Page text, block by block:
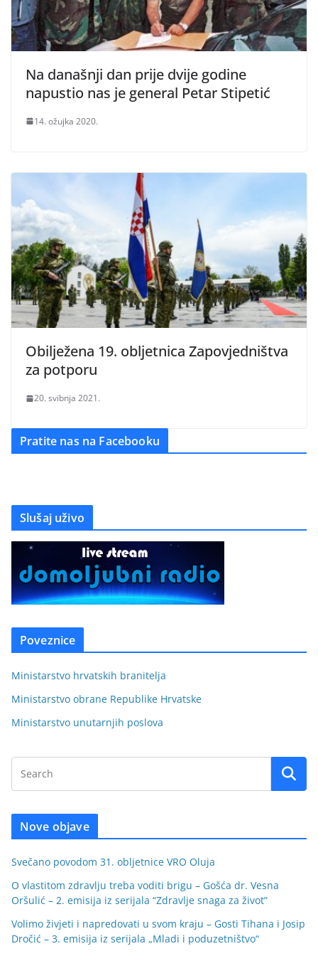
Na današnji dan prije dvije godine
napustio nas je general Petar Stipetić
14. ožujka 2020.
Obilježena 19. obljetnica Zapovjedništva
za potporu
20. svibnja 2021.
Pratite nas na Facebooku
Slušaj uživo
Poveznice
Ministarstvo hrvatskih branitelja
Ministarstvo obrane Republike Hrvatske
Ministarstvo unutarnjih poslova
Nove objave
Svečano povodom 31. obljetnice VRO Oluja
O vlastitom zdravlju treba voditi brigu – Gošća dr. Vesna
Oršulić – 2. emisija iz serijala “Zdravlje snaga za život”
Volimo živjeti i napredovati u svom kraju – Gosti Tihana i Josip
Dročić – 3. emisija iz serijala „Mladi i poduzetništvo“